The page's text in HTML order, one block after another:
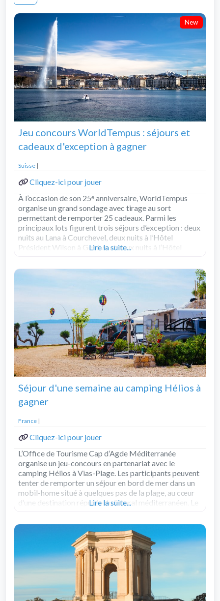
New
Jeu concours WorldTempus : séjours et
cadeaux d'exception à gagner
Suisse |
Cliquez-ici pour jouer
À l’occasion de son 25ᵉ anniversaire, WorldTempus
organise un grand sondage avec tirage au sort
permettant de remporter 25 cadeaux. Parmi les
principaux lots figurent trois séjours d’exception : deux
nuits au Lana à Courchevel, deux nuits à l’Hôtel
Président Wilson à Genève et deux nuits à l’Hôtel
Lire la suite...
Séjour d'une semaine au camping Hélios à
gagner
France |
Cliquez-ici pour jouer
L’Office de Tourisme Cap d’Agde Méditerranée
organise un jeu-concours en partenariat avec le
camping Hélios à Vias-Plage. Les participants peuvent
tenter de remporter un séjour en bord de mer dans un
mobil-home situé à quelques pas de la plage, au cœur
d’une destination réputée du littoral méditerranéen. Le
more...
Lire la suite...